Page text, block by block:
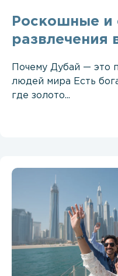
Роскошные и
развлечения
Почему Дубай — это
людей мира Есть
где золото...